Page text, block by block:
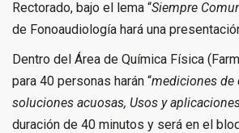
Rectorado, bajo el lema “Siempre
de Fonoaudiología hará una
Dentro del Área de Química Física
para 40 personas harán “mediciones de
soluciones acuosas, Usos y
duración de 40 minutos y será en el